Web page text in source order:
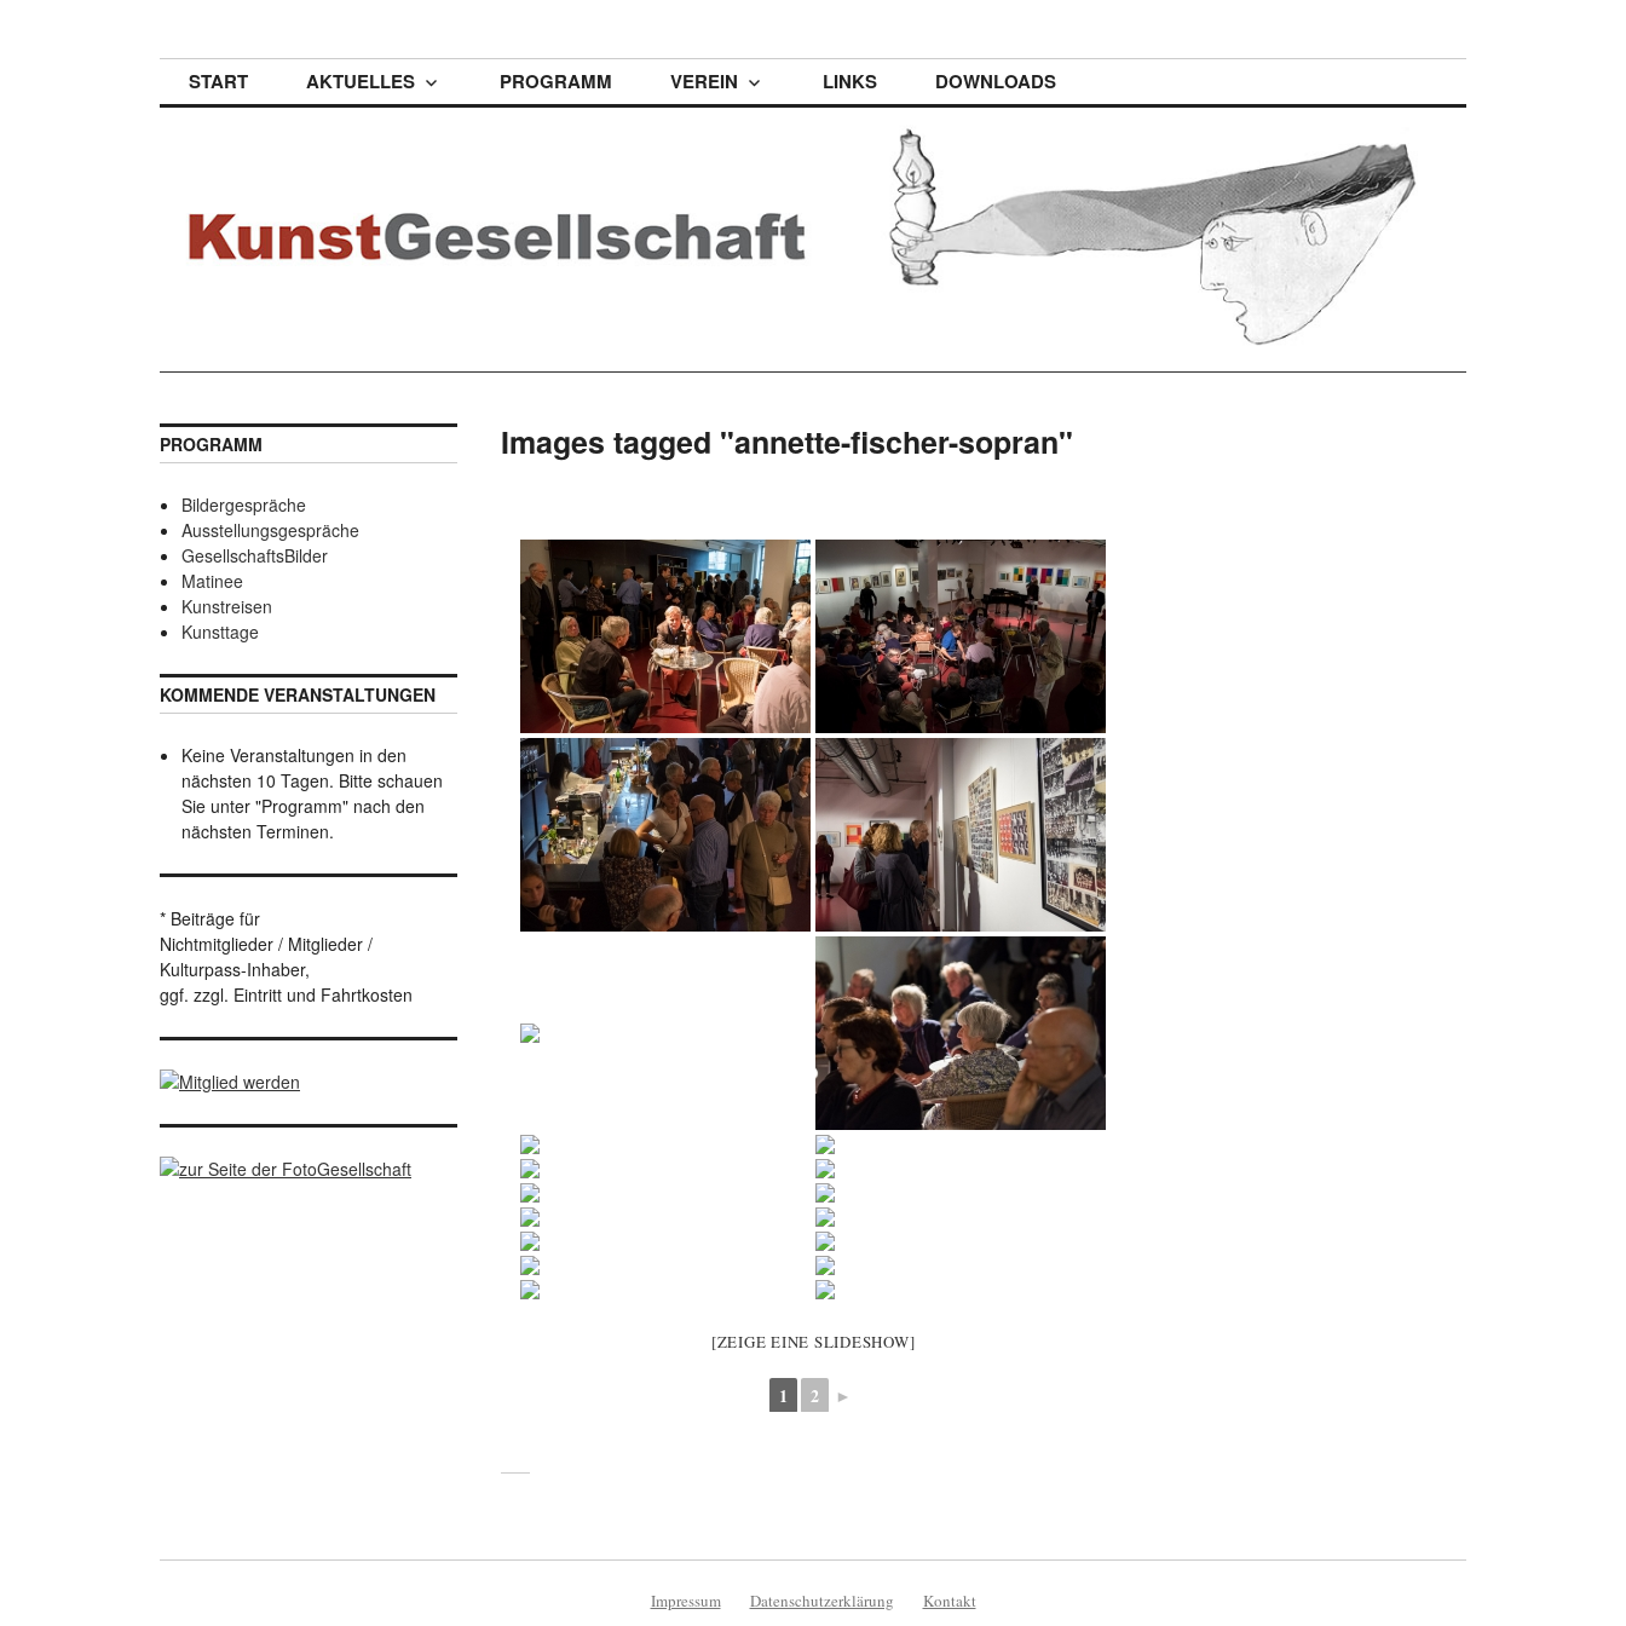
springen
KunstGesellschaft
START AKTUELLES PROGRAMM VEREIN LINKS DOWNLOADS
Images tagged "annette-fischer-sopran"
[ZEIGE EINE SLIDESHOW]
1 2 ►
PROGRAMM
Bildergespräche
Ausstellungsgespräche
GesellschaftsBilder
Matinee
Kunstreisen
Kunsttage
KOMMENDE VERANSTALTUNGEN
Keine Veranstaltungen in den
nächsten 10 Tagen. Bitte schauen
Sie unter "Programm" nach den
nächsten Terminen.
* Beiträge für
Nichtmitglieder / Mitglieder /
Kulturpass-Inhaber,
ggf. zzgl. Eintritt und Fahrtkosten
Impressum Datenschutzerklärung Kontakt